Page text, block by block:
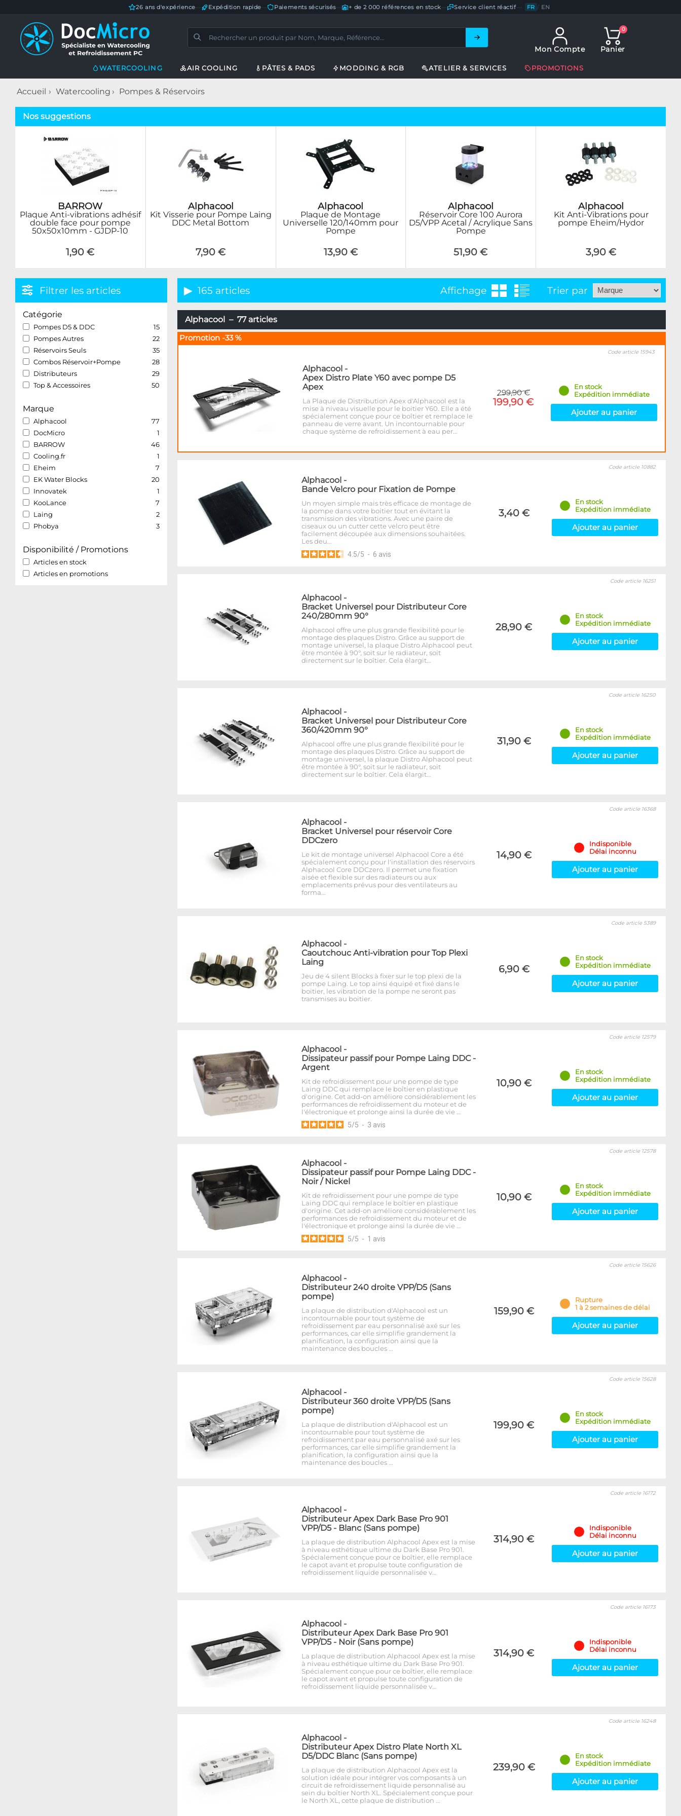
26 ans d'expérience Expédition rapide Paiements sécurisés— + de 2 000 références en stock Service client réactif— FR / EN
Mon Compte
0
Panier
WATERCOOLING AIR COOLING PÂTES & PADS MODDING & RGB ATELIER & SERVICES PROMOTIONS
Accueil Watercooling Pompes & Réservoirs
Nos suggestions
BARROW
Plaque Anti-vibrations adhésif
double face pour pompe
50x50x10mm - GJDP-10
1,90 €
Alphacool
Kit Visserie pour Pompe Laing
DDC Metal Bottom
7,90 €
Alphacool
Plaque de Montage
Universelle 120/140mm pour
Pompe
13,90 €
Alphacool
Réservoir Core 100 Aurora
D5/VPP Acetal / Acrylique Sans
Pompe
51,90 €
Alphacool
Kit Anti-Vibrations pour
pompe Eheim/Hydor
3,90 €
Filtrer les articles
Catégorie
Pompes D5 & DDC
15
Pompes Autres
22
Réservoirs Seuls
35
Combos Réservoir+Pompe
28
Distributeurs
29
Top & Accessoires
50
Marque
Alphacool
77
DocMicro
1
BARROW
46
Cooling.fr
1
Eheim
7
EK Water Blocks
20
Innovatek
1
KooLance
7
Laing
2
Phobya
3
Disponibilité / Promotions
Articles en stock
Articles en promotions
165 articles Affichage Trier par
Alphacool – 77 articles
Promotion -33 %
Alphacool -
Apex Distro Plate Y60 avec pompe D5
Apex
La Plaque de Distribution Apex d'Alphacool est la
mise à niveau visuelle pour le boitier Y60. Elle a été
spécialement conçue pour ce boîtier et remplace le
panneau de verre avant. Un incontournable pour
chaque système de refroidissement à eau per…
299,90 €
199,90 €
Code article 15943
En stock
Expédition immédiate
Ajouter au panier
Alphacool -
Bande Velcro pour Fixation de Pompe
Un moyen simple mais très efficace de montage de
la pompe dans votre boitier tout en évitant la
transmission des vibrations. Avec une paire de
ciseaux ou un cutter cette velcro peut être
facilement découpée aux dimensions souhaitées.
Les deu…
4.5/5 - 6 avis
3,40 €
Code article 10882
En stock
Expédition immédiate
Ajouter au panier
Alphacool -
Bracket Universel pour Distributeur Core
240/280mm 90°
Alphacool offre une plus grande flexibilité pour le
montage des plaques Distro. Grâce au support de
montage universel, la plaque Distro Alphacool peut
être montée à 90°, soit sur le radiateur, soit
directement sur le boîtier. Cela élargit…
28,90 €
Code article 16251
En stock
Expédition immédiate
Ajouter au panier
Alphacool -
Bracket Universel pour Distributeur Core
360/420mm 90°
Alphacool offre une plus grande flexibilité pour le
montage des plaques Distro. Grâce au support de
montage universel, la plaque Distro Alphacool peut
être montée à 90°, soit sur le radiateur, soit
directement sur le boîtier. Cela élargit…
31,90 €
Code article 16250
En stock
Expédition immédiate
Ajouter au panier
Alphacool -
Bracket Universel pour réservoir Core
DDCzero
Le kit de montage universel Alphacool Core a été
spécialement conçu pour l'installation des réservoirs
Alphacool Core DDCzero. Il permet une fixation
aisée et flexible sur des radiateurs ou aux
emplacements prévus pour des ventilateurs au
forma…
14,90 €
Code article 16368
Indisponible
Délai inconnu
Ajouter au panier
Alphacool -
Caoutchouc Anti-vibration pour Top Plexi
Laing
Jeu de 4 silent Blocks à fixer sur le top plexi de la
pompe Laing. Le top ainsi équipé et fixé dans le
boitier, les vibration de la pompe ne seront pas
transmises au boitier.
6,90 €
Code article 5389
En stock
Expédition immédiate
Ajouter au panier
Alphacool -
Dissipateur passif pour Pompe Laing DDC -
Argent
Kit de refroidissement pour une pompe de type
Laing DDC qui remplace le boîtier en plastique
d'origine. Cet add-on améliore considérablement les
performances de refroidissement du moteur et de
l'électronique et prolonge ainsi la durée de vie …
5/5 - 3 avis
10,90 €
Code article 12579
En stock
Expédition immédiate
Ajouter au panier
Alphacool -
Dissipateur passif pour Pompe Laing DDC -
Noir / Nickel
Kit de refroidissement pour une pompe de type
Laing DDC qui remplace le boîtier en plastique
d'origine. Cet add-on améliore considérablement les
performances de refroidissement du moteur et de
l'électronique et prolonge ainsi la durée de vie …
5/5 - 1 avis
10,90 €
Code article 12578
En stock
Expédition immédiate
Ajouter au panier
Alphacool -
Distributeur 240 droite VPP/D5 (Sans
pompe)
La plaque de distribution d'Alphacool est un
incontournable pour tout système de
refroidissement par eau personnalisé axé sur les
performances, car elle simplifie grandement la
planification, la configuration ainsi que la
maintenance des boucles …
159,90 €
Code article 15626
Rupture
1 à 2 semaines de délai
Ajouter au panier
Alphacool -
Distributeur 360 droite VPP/D5 (Sans
pompe)
La plaque de distribution d'Alphacool est un
incontournable pour tout système de
refroidissement par eau personnalisé axé sur les
performances, car elle simplifie grandement la
planification, la configuration ainsi que la
maintenance des boucles …
199,90 €
Code article 15628
En stock
Expédition immédiate
Ajouter au panier
Alphacool -
Distributeur Apex Dark Base Pro 901
VPP/D5 - Blanc (Sans pompe)
La plaque de distribution Alphacool Apex est la mise
à niveau esthétique ultime du Dark Base Pro 901.
Spécialement conçue pour ce boîtier, elle remplace
le capot avant et propulse toute configuration de
refroidissement liquide personnalisée v…
314,90 €
Code article 16172
Indisponible
Délai inconnu
Ajouter au panier
Alphacool -
Distributeur Apex Dark Base Pro 901
VPP/D5 - Noir (Sans pompe)
La plaque de distribution Alphacool Apex est la mise
à niveau esthétique ultime du Dark Base Pro 901.
Spécialement conçue pour ce boîtier, elle remplace
le capot avant et propulse toute configuration de
refroidissement liquide personnalisée v…
314,90 €
Code article 16173
Indisponible
Délai inconnu
Ajouter au panier
Alphacool -
Distributeur Apex Distro Plate North XL
D5/DDC Blanc (Sans pompe)
La plaque de distribution Alphacool Apex est la
solution idéale pour intégrer vos composants à un
circuit de refroidissement liquide personnalisé au
sein du boîtier North XL. Spécialement conçue pour
le North XL, cette plaque de distribution …
239,90 €
Code article 16248
En stock
Expédition immédiate
Ajouter au panier